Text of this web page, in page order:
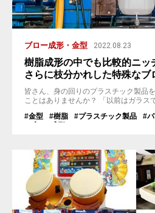
ブロー成形・金型 2022.08.23
樹脂成形の中でも比較的ニッ
さらに枝分かれした特殊なブ
皆さん、身の回りのプラスチック製品
ことはありませんか？ 「以前はガラス
けど、昔は金属でできてたんだよ！」
#金型 #樹脂 #プラスチック製品 #